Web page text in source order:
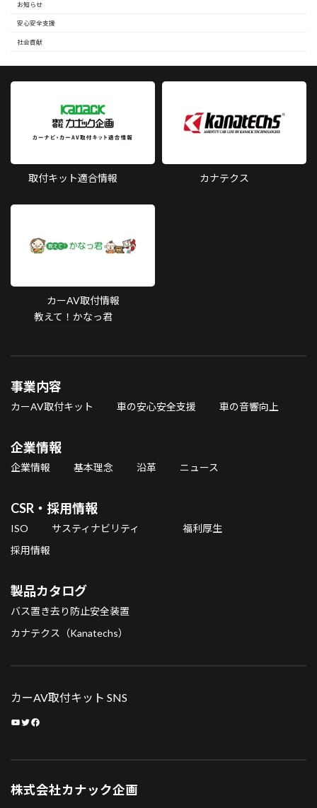
お知らせ
安心安全支援
社会貢献
取付キット適合情報 カナテクス
カーAV取付情報
教えて！かなっ君
事業内容
カーAV取付キット 車の安心安全支援 車の音響向上
企業情報
企業情報 基本理念 沿革 ニュース
CSR・採用情報
ISO サスティナビリティ
福利厚生
採用情報
製品カタログ
バス置き去り防止安全装置
カナテクス（Kanatechs）
カーAV取付キット SNS
YouTube
Twitter
Facebook
株式会社カナック企画